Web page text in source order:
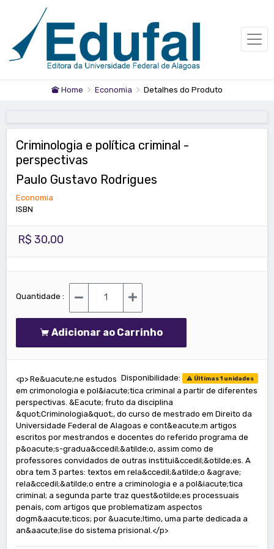
Home Economia Detalhes do Produto
Criminologia e política criminal -
perspectivas
Paulo Gustavo Rodrigues
Economia
ISBN
R$ 30,00
Quantidade :
Adicionar ao Carrinho
Disponibilidade: Últimas 1 unidades
<p> Re&uacute;ne estudos
em crimonologia e pol&iacute;tica criminal a partir de diferentes
perspectivas. &Eacute; fruto da disciplina
&quot;Criminologia&quot;, do curso de mestrado em Direito da
Universidade Federal de Alagoas e cont&eacute;m artigos
escritos por mestrandos e docentes do referido programa de
p&oacute;s-gradua&ccedil;&atilde;o, assim como de
professores convidados de outras institui&ccedil;&otilde;es. A
obra tem 3 partes: textos em rela&ccedil;&atilde;o &agrave;
rela&ccedil;&atilde;o entre a criminologia e a pol&iacute;tica
criminal; a segunda parte traz quest&otilde;es processuais
penais, com artigos que problematizam aspectos
dogm&aacute;ticos; por &uacute;ltimo, uma parte dedicada a
an&aacute;lise do sistema prisional.</p>